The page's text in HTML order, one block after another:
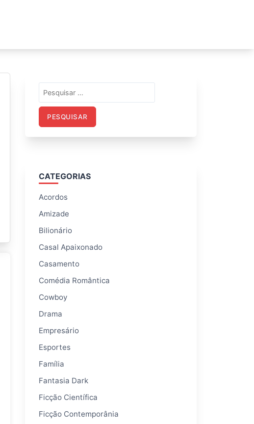
por:
CATEGORIAS
Acordos
Amizade
Bilionário
Casal Apaixonado
Casamento
Comédia Romântica
Cowboy
Drama
Empresário
Esportes
Família
Fantasia Dark
Ficção Científica
Ficção Contemporânia